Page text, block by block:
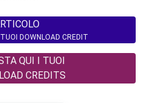
DOWNLOAD CREDIT
QUI I TUOI
CREDITS